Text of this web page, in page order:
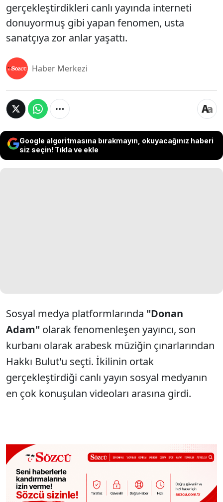
gerçekleştirdikleri canlı yayında interneti
donuyormuş gibi yapan fenomen, usta
sanatçıya zor anlar yaşattı.
Haber Merkezi
Google algoritmasına bırakmayın, okuyacağınız haberi
siz seçin! Tıkla ve ekle
Sosyal medya platformlarında "Donan
Adam" olarak fenomenleşen yayıncı, son
kurbanı olarak arabesk müziğin çınarlarından
Hakkı Bulut'u seçti. İkilinin ortak
gerçekleştirdiği canlı yayın sosyal medyanın
en çok konuşulan videoları arasına girdi.